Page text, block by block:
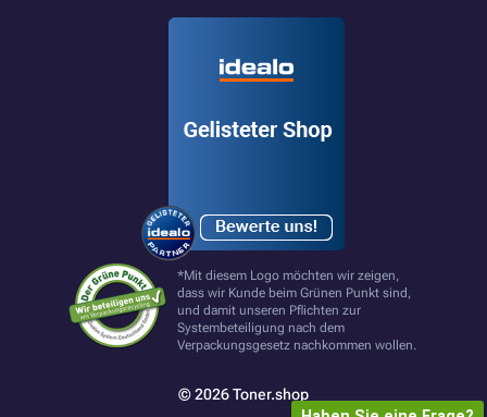
*Mit diesem Logo möchten wir zeigen,
dass wir Kunde beim Grünen Punkt sind,
und damit unseren Pflichten zur
Systembeteiligung nach dem
Verpackungsgesetz nachkommen wollen.
© 2026 Toner.shop